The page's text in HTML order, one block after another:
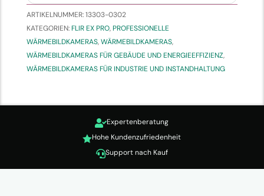
ARTIKELNUMMER:13303-0302
KATEGORIEN:FLIR EX PRO,PROFESSIONELLE
WÄRMEBILDKAMERAS,WÄRMEBILDKAMERAS,
WÄRMEBILDKAMERAS FÜR GEBÄUDE UND ENERGIEEFFIZIENZ,
WÄRMEBILDKAMERAS FÜR INDUSTRIE UND INSTANDHALTUNG
Expertenberatung
Hohe Kundenzufriedenheit
Support nach Kauf